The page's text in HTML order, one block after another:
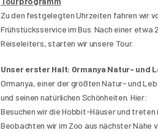
Zu den festgelegten Uhrzeiten fahren wir
Frühstücksservice im Bus. Nach einer
Reiseleiters, starten wir unsere Tour.
Unser erster Halt: Ormanya Natur- und
Ormanya, einer der größten Natur- und
und seinen natürlichen Schönheiten. Hier:
Besuchen wir die Hobbit-Häuser und
Beobachten wir im Zoo aus nächster Nähe